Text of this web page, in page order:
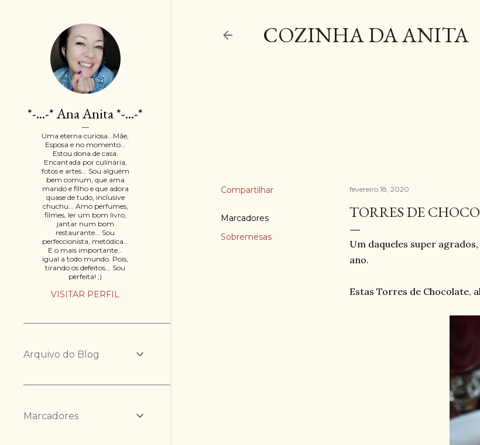
COZINHA DA ANITA
Compartilhar
Marcadores
Sobremesas
fevereiro 18, 2020
TORRES DE
Um daqueles super
ano.
Estas Torres de Chocolate,
*-...-* Ana Anita *-...-*
Uma eterna curiosa...Mãe,
Esposa e no momento...
Estou dona de casa.
Encantada por culinária,
fotos e artes... Sou alguém
bem comum, que ama
marido e filho e que adora
quase de tudo, inclusive
chuchu... Amo perfumes,
filmes, ler um bom livro,
jantar num bom
restaurante... Sou
perfeccionista, metódica...
E o mais importante...
igual a todo mundo. Pois,
tirando os defeitos... Sou
perfeita! ;)
VISITAR PERFIL
Arquivo do Blog
Marcadores